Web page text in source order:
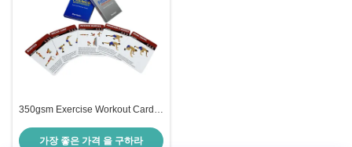
350gsm Exercise Workout Cards ,
가장 좋은 가격 을 구하라